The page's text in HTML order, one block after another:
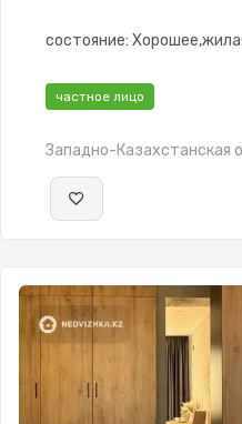
состояние:
частное лицо
Западно-Казахстанская